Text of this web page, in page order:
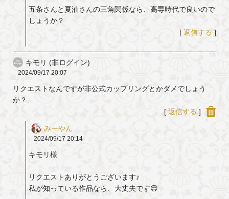
五条さんと夏油さんの三角関係なら、高専時代で良いので
しょうか？
[ 返信する ]
キモリ (非ログイン)
2024/09/17 20:07
リクエストなんですが非公式カップリングとかダメでしょう
か？
[ 返信する ]
みーやん
2024/09/17 20:14
キモリ様
リクエストありがとうございます♪
私が知っている作品なら、大丈夫です😊